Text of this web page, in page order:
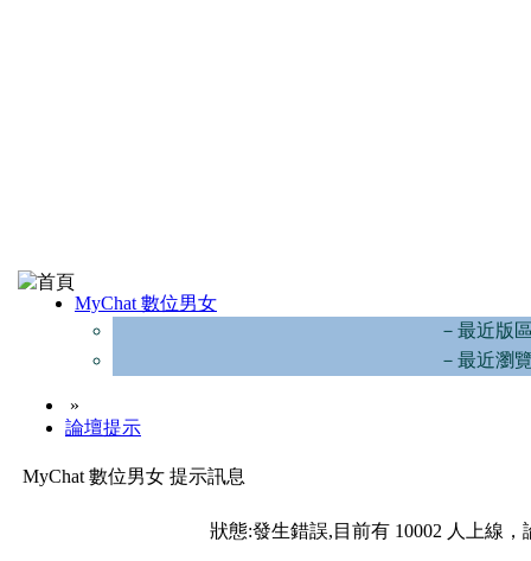
MyChat 數位男女
－最近版
－最近瀏
»
論壇提示
MyChat 數位男女 提示訊息
狀態:發生錯誤,目前有 10002 人上線